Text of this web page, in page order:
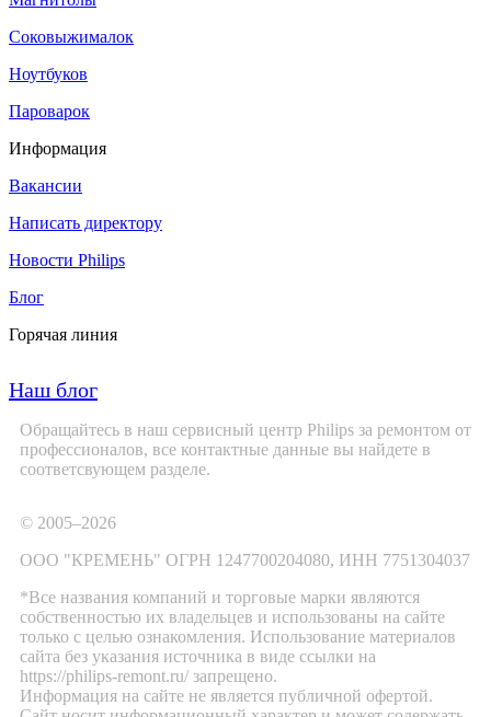
Соковыжималок
Ноутбуков
Пароварок
Информация
Вакансии
Написать директору
Новости Philips
Блог
Горячая линия
Наш блог
Обращайтесь в наш сервисный центр Philips за ремонтом от
профессионалов, все контактные данные вы найдете в
соответсвующем разделе.
© 2005–2026
ООО "КРЕМЕНЬ" ОГРН 1247700204080, ИНН 7751304037
*Все названия компаний и торговые марки являются
собственностью их владельцев и использованы на сайте
только с целью ознакомления. Использование материалов
сайта без указания источника в виде ссылки на
https://philips-remont.ru/ запрещено.
Информация на сайте не является публичной офертой.